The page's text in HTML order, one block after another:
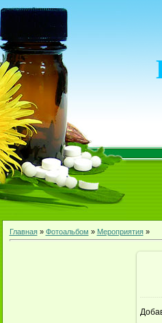
Главная» Фотоальбом » Мероприятия»